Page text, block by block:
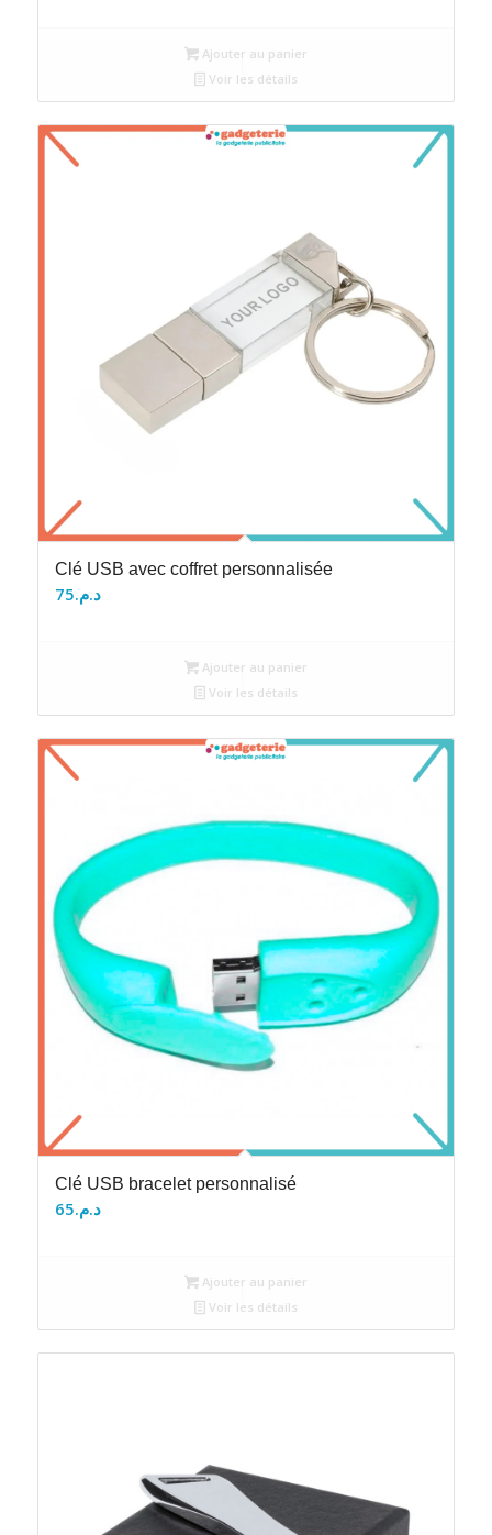
Ajouter au panier
Voir les détails
Clé USB avec coffret personnalisée
د.م.75
Ajouter au panier
Voir les détails
Clé USB bracelet personnalisé
د.م.65
Ajouter au panier
Voir les détails